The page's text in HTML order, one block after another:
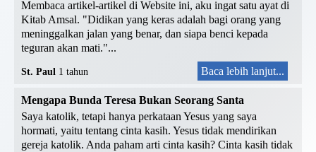
Membaca artikel-artikel di Website ini, aku ingat satu ayat di
Kitab Amsal. "Didikan yang keras adalah bagi orang yang
meninggalkan jalan yang benar, dan siapa benci kepada
teguran akan mati."...
St. Paul 1 tahun Baca lebih lanjut...
Mengapa Bunda Teresa Bukan Seorang Santa
Saya katolik, tetapi hanya perkataan Yesus yang saya
hormati, yaitu tentang cinta kasih. Yesus tidak mendirikan
gereja katolik. Anda paham arti cinta kasih? Cinta kasih tidak